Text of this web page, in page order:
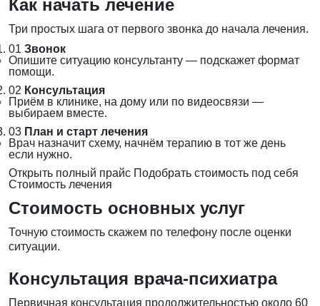
Как начать лечение
Три простых шага от первого звонка до начала лечения.
01 Звонок
Опишите ситуацию консультанту — подскажет формат
помощи.
02 Консультация
Приём в клинике, на дому или по видеосвязи —
выбираем вместе.
03 План и старт лечения
Врач назначит схему, начнём терапию в тот же день
если нужно.
Открыть полный прайс Подобрать стоимость под себя
Стоимость лечения
Стоимость основных услуг
Точную стоимость скажем по телефону после оценки
ситуации.
Консультация врача-психиатра
Первичная консультация продолжительностью около 60